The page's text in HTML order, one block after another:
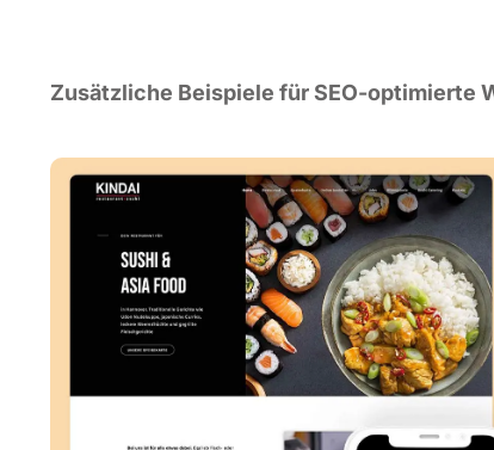
Zusätz­li­che Bei­spie­le für SEO-opti­mier­te